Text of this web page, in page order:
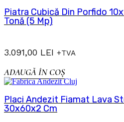
Piatra Cubică Din Porfido
Tonă (5 Mp)
3.091,00 LEI +TVA
ADAUGĂ ÎN COȘ
Placi Andezit Fiamat Lava
30x60x2 Cm